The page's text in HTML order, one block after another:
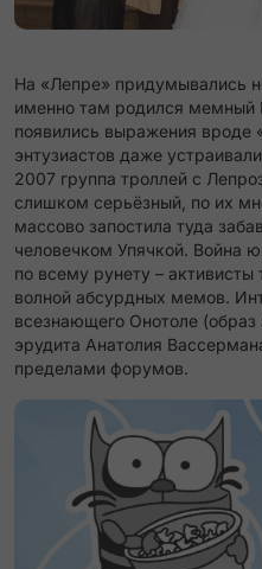
На «Лепре» придумывались
именно там родился мемный
появились выражения вроде
энтузиастов даже
2007 группа троллей с
слишком серьёзный, по их
массово запостила туда
человечком Упячкой​. Война
по всему рунету –
волной абсурдных мемов.
всезнающего Онотоле (образ
эрудита Анатолия
пределами форумов.